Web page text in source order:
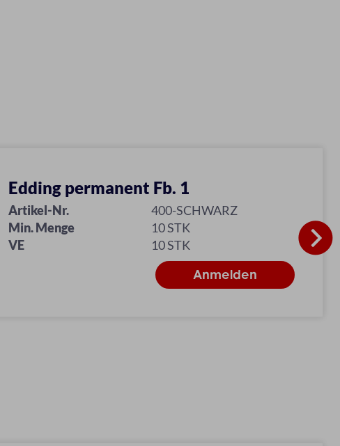
Edding permanent Fb. 1
Artikel-Nr.
400-SCHWARZ
Min. Menge
10 STK
VE
10 STK